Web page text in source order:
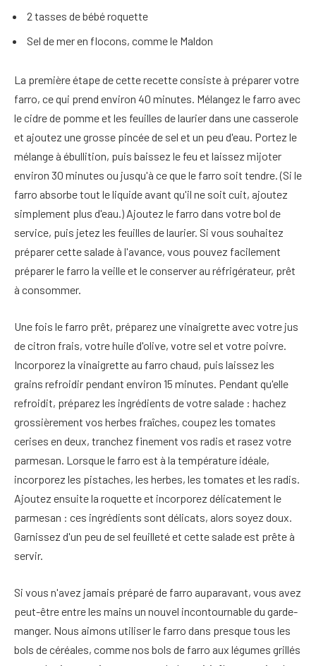
2 tasses de bébé roquette
Sel de mer en flocons, comme le Maldon
La première étape de cette recette consiste à préparer votre
farro, ce qui prend environ 40 minutes. Mélangez le farro avec
le cidre de pomme et les feuilles de laurier dans une casserole
et ajoutez une grosse pincée de sel et un peu d'eau. Portez le
mélange à ébullition, puis baissez le feu et laissez mijoter
environ 30 minutes ou jusqu'à ce que le farro soit tendre. (Si le
farro absorbe tout le liquide avant qu'il ne soit cuit, ajoutez
simplement plus d'eau.) Ajoutez le farro dans votre bol de
service, puis jetez les feuilles de laurier. Si vous souhaitez
préparer cette salade à l'avance, vous pouvez facilement
préparer le farro la veille et le conserver au réfrigérateur, prêt
à consommer.
Une fois le farro prêt, préparez une vinaigrette avec votre jus
de citron frais, votre huile d'olive, votre sel et votre poivre.
Incorporez la vinaigrette au farro chaud, puis laissez les
grains refroidir pendant environ 15 minutes. Pendant qu'elle
refroidit, préparez les ingrédients de votre salade : hachez
grossièrement vos herbes fraîches, coupez les tomates
cerises en deux, tranchez finement vos radis et rasez votre
parmesan. Lorsque le farro est à la température idéale,
incorporez les pistaches, les herbes, les tomates et les radis.
Ajoutez ensuite la roquette et incorporez délicatement le
parmesan : ces ingrédients sont délicats, alors soyez doux.
Garnissez d'un peu de sel feuilleté et cette salade est prête à
servir.
Si vous n'avez jamais préparé de farro auparavant, vous avez
peut-être entre les mains un nouvel incontournable du garde-
manger. Nous aimons utiliser le farro dans presque tous les
bols de céréales, comme nos bols de farro aux légumes grillés